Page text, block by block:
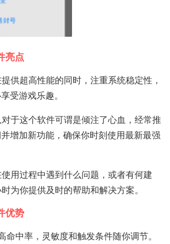
亮点
供超高性能的同时，注重系统稳定性，
受游戏乐趣。
于这个软件可谓是倾注了心血，经常推
增加新功能，确保你时刻使用最新最强
用过程中遇到什么问题，或者有何建
为你提供及时的帮助和解决方案。
优势
命中率，灵敏度和触发条件随你调节。